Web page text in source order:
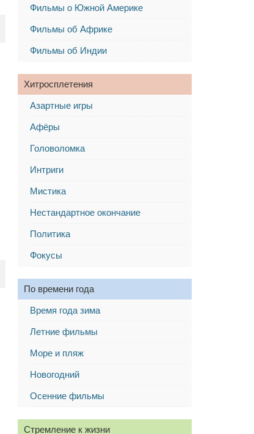
Фильмы о Южной Америке
Фильмы об Африке
Фильмы об Индии
Хитросплетения
Азартные игры
Афёры
Головоломка
Интриги
Мистика
Нестандартное окончание
Политика
Фокусы
По времени года
Время года зима
Летние фильмы
Море и пляж
Новогодний
Осенние фильмы
Стремление к жизни